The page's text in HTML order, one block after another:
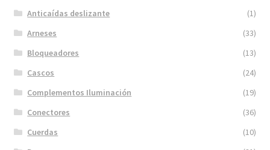
Anticaídas deslizante
(1)
Arneses
(33)
Bloqueadores
(13)
Cascos
(24)
Complementos Iluminación
(19)
Conectores
(36)
Cuerdas
(10)